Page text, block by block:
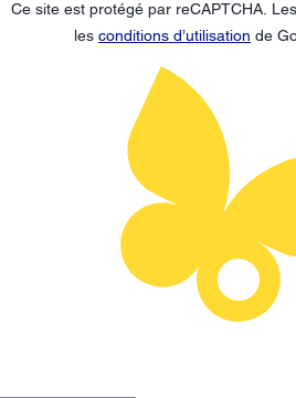
Ce site est protégé par reCAPTCHA. Les
les conditions d’utilisation de